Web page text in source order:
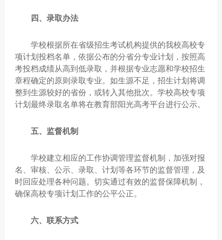
四、录取办法
学校根据所在省级招生考试机构提供的我校高校专
项计划投档名单，依据公布的分省分专业计划，按照高
考投档成绩从高到低录取，并根据专业志愿和学校招生
章程确定的原则录取专业。如生源不足，招生计划将调
整到生源较好的省份，或转入其他批次。学校高校专项
计划最终录取名单将在教育部阳光高考平台进行公示。
五、监督机制
学校建立相应的工作协调管理监督机制，加强对报
名、审核、公示、录取、计划等各环节的监督管理，及
时回应处理各种问题。切实通过有效的监督保障机制，
确保高校专项计划工作的公平公正。
六、联系方式